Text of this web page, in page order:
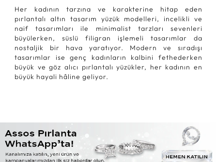
Her kadının tarzına ve karakterine hitap eden
pırlantalı altın tasarım yüzük modelleri, incelikli ve
naif tasarımları ile minimalist tarzları sevenleri
büyülerken, süslü filigran işlemeli tasarımlar da
nostaljik bir hava yaratıyor. Modern ve sıradışı
tasarımlar ise genç kadınların kalbini fethederken
büyük ve göz alıcı pırlantalı yüzükler, her kadının en
büyük hayali hâline geliyor.